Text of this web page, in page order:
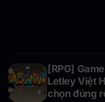
[RPG]
Letley Việt
chọn đúng